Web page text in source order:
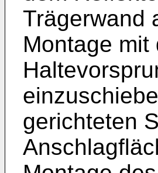
Trägerwand
Montage
gerichteten